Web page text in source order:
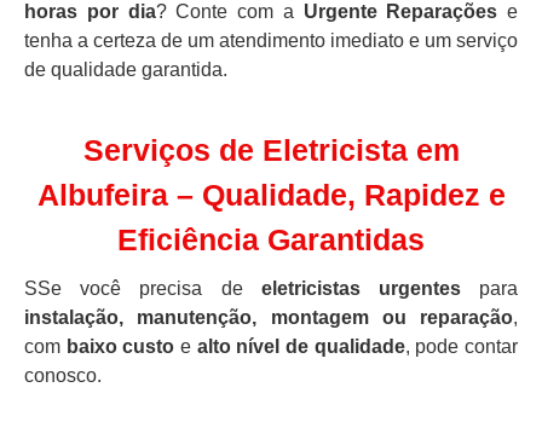
horas por dia? Conte com a Urgente Reparações e
tenha a certeza de um atendimento imediato e um serviço
de qualidade garantida.
Serviços de Eletricista em
Albufeira – Qualidade, Rapidez e
Eficiência Garantidas
SSe você precisa de eletricistas urgentespara
instalação, manutenção, montagem ou reparação,
com baixo custo e alto nível de qualidade, pode contar
conosco.